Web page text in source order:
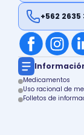
+562 2635
Medicamentos
Uso racional de
Folletos de